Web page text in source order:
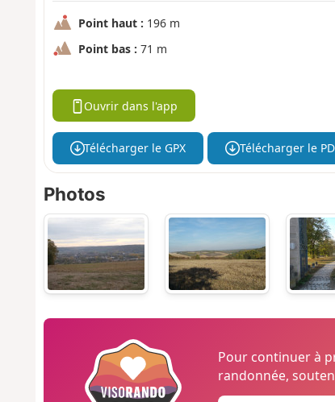
Point haut : 196 m
Point bas : 71 m
Ouvrir dans l'app
Télécharger le GPX Télécharger le
Photos
Pour continuer à
randonnée,